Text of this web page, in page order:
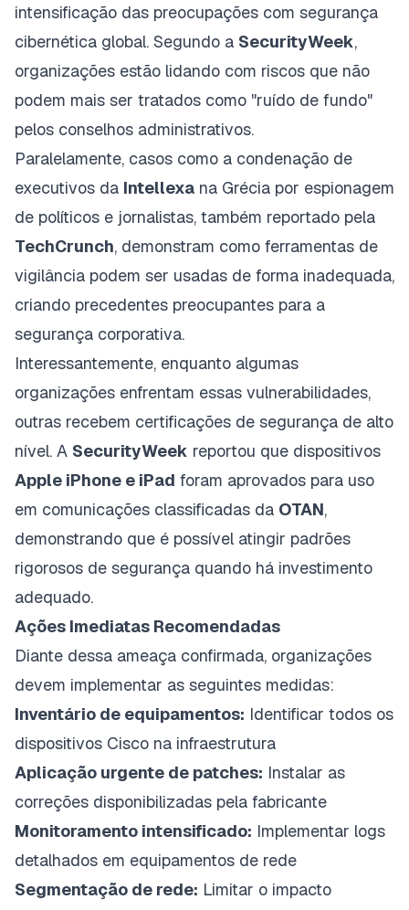
intensificação das preocupações com segurança
cibernética global. Segundo a SecurityWeek,
organizações estão lidando com riscos que não
podem mais ser tratados como "ruído de fundo"
pelos conselhos administrativos.
Paralelamente, casos como a condenação de
executivos da Intellexa na Grécia por espionagem
de políticos e jornalistas, também reportado pela
TechCrunch, demonstram como ferramentas de
vigilância podem ser usadas de forma inadequada,
criando precedentes preocupantes para a
segurança corporativa.
Interessantemente, enquanto algumas
organizações enfrentam essas vulnerabilidades,
outras recebem certificações de segurança de alto
nível. A SecurityWeek reportou que dispositivos
Apple iPhone e iPad foram aprovados para uso
em comunicações classificadas da OTAN,
demonstrando que é possível atingir padrões
rigorosos de segurança quando há investimento
adequado.
Ações Imediatas Recomendadas
Diante dessa ameaça confirmada, organizações
devem implementar as seguintes medidas:
Inventário de equipamentos: Identificar todos os
dispositivos Cisco na infraestrutura
Aplicação urgente de patches: Instalar as
correções disponibilizadas pela fabricante
Monitoramento intensificado: Implementar logs
detalhados em equipamentos de rede
Segmentação de rede: Limitar o impacto